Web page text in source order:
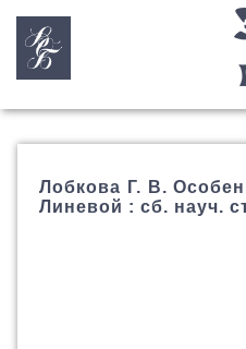
Лобкова Г. В.
Линевой : сб. науч.